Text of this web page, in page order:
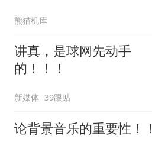
熊猫机库
讲真，是球网先动手
的！！！
新媒体 39跟贴
论背景音乐的重要性！！